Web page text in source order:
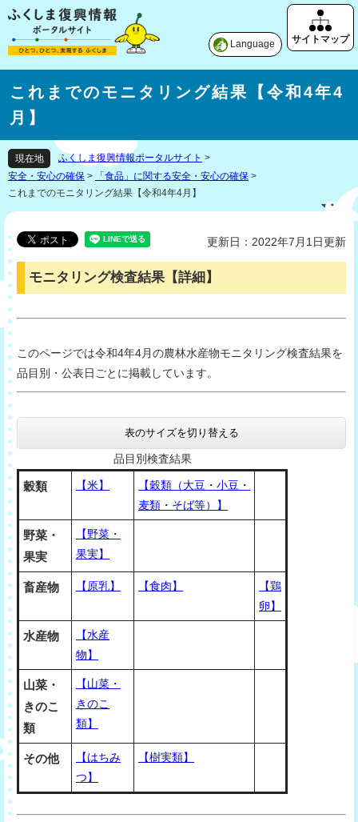
Language
これまでのモニタリング結果【令和4年4
月】
現在地 ふくしま復興情報ポータルサイト >
安全・安心の確保 > 「食品」に関する安全・安心の確保 >
これまでのモニタリング結果【令和4年4月】
更新日：2022年7月1日更新
モニタリング検査結果【詳細】
このページでは令和4年4月の農林水産物モニタリング検査結果を
品目別・公表日ごとに掲載しています。
表のサイズを切り替える
品目別検査結果
穀類 【米】
【穀類（大豆・小豆・
麦類・そば等）】
野菜・
果実
【野菜・
果実】
畜産物 【原乳】 【食肉】
【鶏
卵】
水産物
【水産
物】
山菜・
きのこ
類
【山菜・
きのこ
類】
その他
【はちみ
つ】
【樹実類】